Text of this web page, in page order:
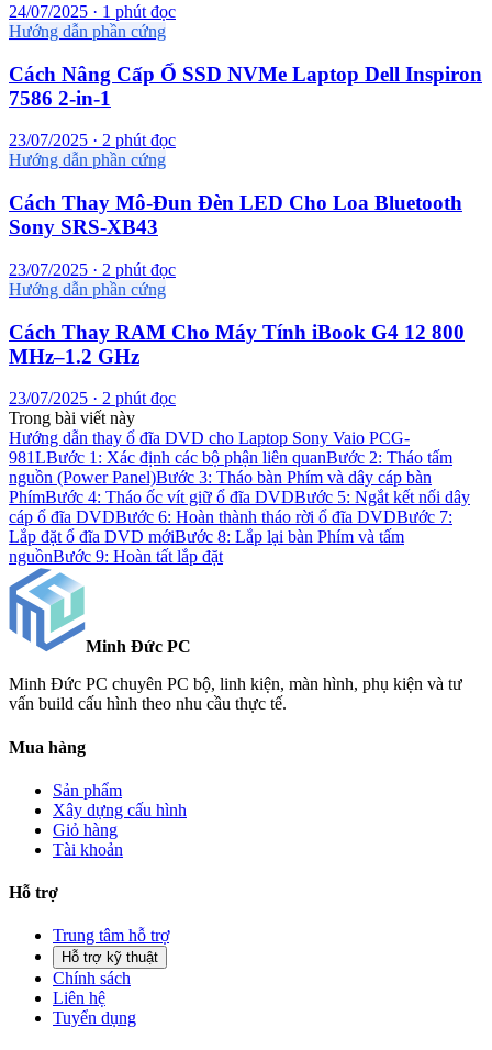
24/07/2025 · 1 phút đọc
Hướng dẫn phần cứng
Cách Nâng Cấp Ổ SSD NVMe Laptop Dell Inspiron
7586 2-in-1
23/07/2025 · 2 phút đọc
Hướng dẫn phần cứng
Cách Thay Mô-Đun Đèn LED Cho Loa Bluetooth
Sony SRS-XB43
23/07/2025 · 2 phút đọc
Hướng dẫn phần cứng
Cách Thay RAM Cho Máy Tính iBook G4 12 800
MHz–1.2 GHz
23/07/2025 · 2 phút đọc
Trong bài viết này
Hướng dẫn thay ổ đĩa DVD cho Laptop Sony Vaio PCG-
981LBước 1: Xác định các bộ phận liên quanBước 2: Tháo tấm
nguồn (Power Panel)Bước 3: Tháo bàn Phím và dây cáp bàn
PhímBước 4: Tháo ốc vít giữ ổ đĩa DVDBước 5: Ngắt kết nối dây
cáp ổ đĩa DVDBước 6: Hoàn thành tháo rời ổ đĩa DVDBước 7:
Lắp đặt ổ đĩa DVD mớiBước 8: Lắp lại bàn Phím và tấm
nguồnBước 9: Hoàn tất lắp đặt
Minh Đức PC
Minh Đức PC chuyên PC bộ, linh kiện, màn hình, phụ kiện và tư
vấn build cấu hình theo nhu cầu thực tế.
Mua hàng
Sản phẩm
Xây dựng cấu hình
Giỏ hàng
Tài khoản
Hỗ trợ
Trung tâm hỗ trợ
Hỗ trợ kỹ thuật
Chính sách
Liên hệ
Tuyển dụng